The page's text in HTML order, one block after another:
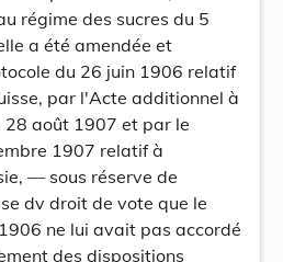
régime des sucres du 5
a été amendée et
du 26 juin 1906 relatif
par l'Acte additionnel à
28 août 1907 et par le
1907 relatif à
— sous réserve de
dv droit de vote que le
ne lui avait pas accordé
des dispositions